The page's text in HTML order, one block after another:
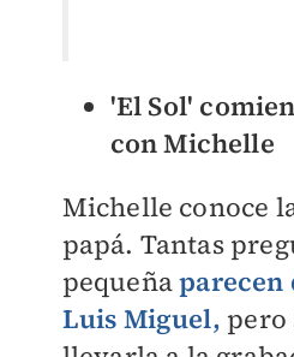
'El Sol'
con Michelle
Michelle conoce
papá. Tantas
pequeñaparecen
Luis Miguel, pero